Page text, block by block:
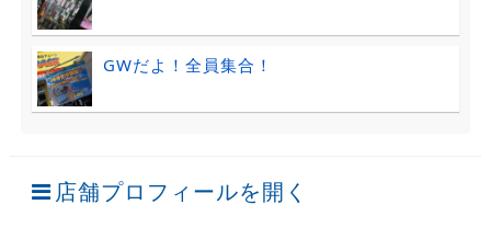
GWだよ！全員集合！
店舗プロフィールを開く